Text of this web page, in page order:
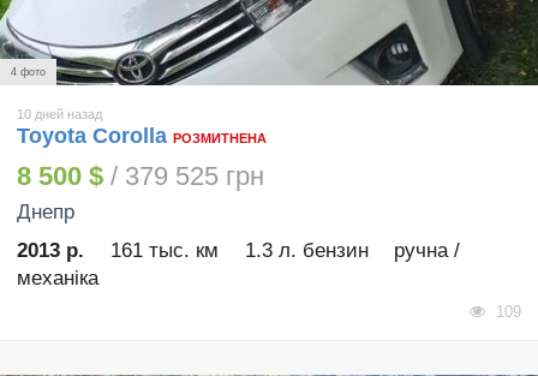
4 фото
10 дней назад
Toyota Corolla РОЗМИТНЕНА
8 500 $ / 379 525 грн
Днепр
2013 р.
161 тыс. км 1.3 л. бензин
ручна /
механіка
109